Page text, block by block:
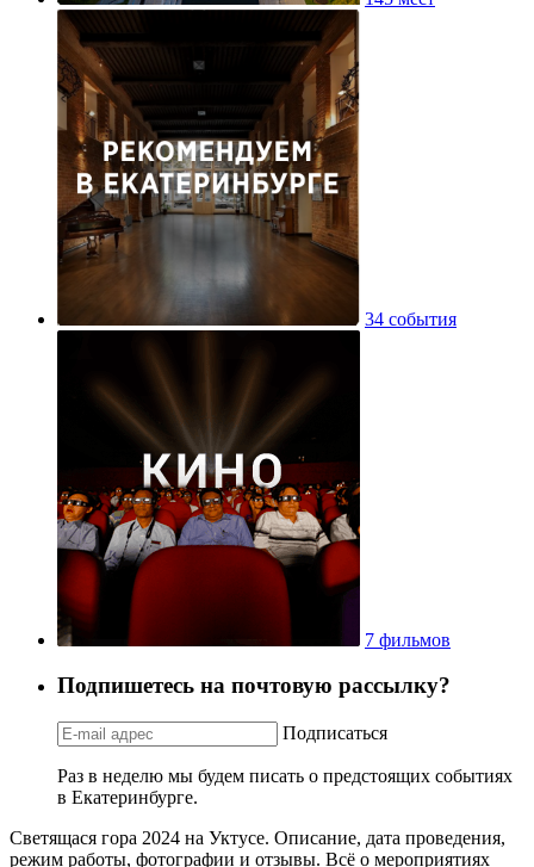
34 события
7 фильмов
Подпишетесь на почтовую рассылку?
Подписаться
Раз в неделю мы будем писать о предстоящих событиях
в Екатеринбурге.
Светящася гора 2024 на Уктусе. Описание, дата проведения,
режим работы, фотографии и отзывы. Всё о мероприятиях